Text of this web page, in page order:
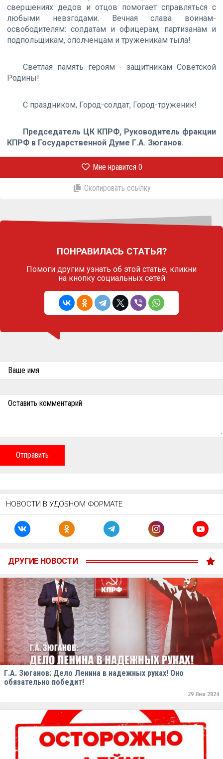
свершениях дедов и отцов помогает справляться с
любыми невзгодами. Вечная слава воинам-
освободителям: солдатам и офицерам, партизанам и
подпольщикам, ополченцам и труженикам тыла!
Светлая память героям - защитникам Советской
Родины!
С праздником, Город-солдат, Город-труженик!
Председатель ЦК КПРФ, Руководитель фракции
КПРФ в Государственной Думе Г.А. Зюганов.
Мне нравится 0
Скопировать ссылку
ПОНРАВИЛАСЬ СТАТЬЯ?
Помоги другим узнать об этой статье, кликни
на кнопку социальных сетей
Ваше имя
Оставить комментарий
Отправить
НОВОСТИ В УДОБНОМ ФОРМАТЕ
ДРУГИЕ НОВОСТИ
Г.А. Зюганов: Дело Ленина в надежных руках! Оно
обязательно победит!
29 Янв 2024